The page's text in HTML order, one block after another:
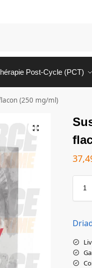
Post-Cycle (PCT)
(250 mg/ml)